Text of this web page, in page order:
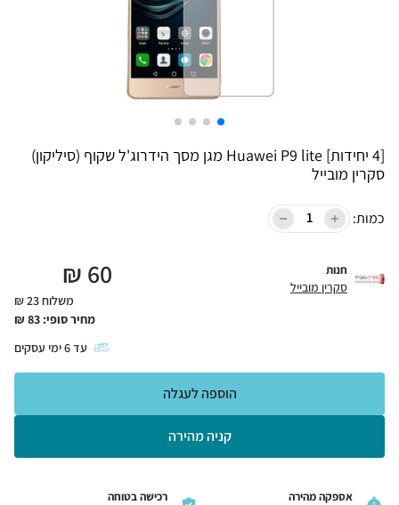
[4 יחידות] Huawei P9 lite מגן מסך הידרוג'ל שקוף (סיליקון)
סקרין מובייל
כמות:
חנות
סקרין מובייל 60
₪
משלוח 23 ₪
מחיר סופי: 83
₪
עד6ימי עסקים
קניה מהירה
הוספה לעגלה
אספקה מהירה
רכישה בטוחה